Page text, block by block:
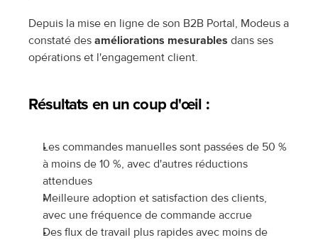
Depuis la mise en ligne de son B2B Portal, Modeus a
constaté des améliorations mesurables dans ses
opérations et l'engagement client.
Résultats en un coup d'œil :
Les commandes manuelles sont passées de 50 %
à moins de 10 %, avec d'autres réductions
attendues
Meilleure adoption et satisfaction des clients,
avec une fréquence de commande accrue
Des flux de travail plus rapides avec moins de